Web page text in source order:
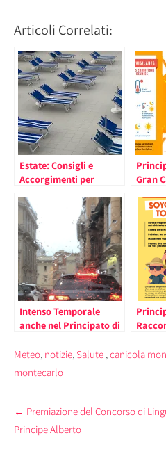
Articoli Correlati:
Estate: Consigli e
Accorgimenti per
Principato dal Caldo
Intenso
Gran
Intenso Temporale
anche nel Principato di
Vicine
di
Meteo, notizie, Salute ,canicola
montecarlo
Post
navigation
← Premiazione del Concorso di
Principe Alberto